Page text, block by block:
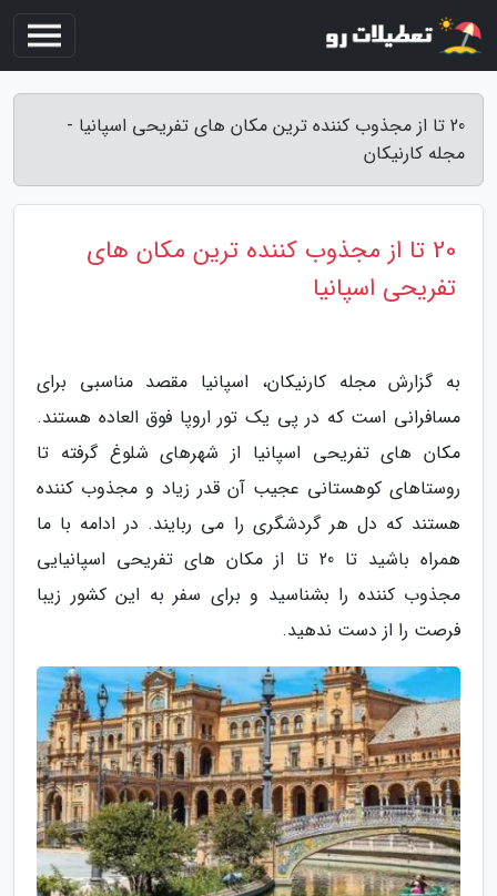
20 تا از مجذوب کننده ترین مکان های تفریحی اسپانیا -
مجله کارنیکان
20 تا از مجذوب کننده ترین مکان های
تفریحی اسپانیا
به گزارش مجله کارنیکان، اسپانیا مقصد مناسبی برای
مسافرانی است که در پی یک تور اروپا فوق العاده هستند.
مکان های تفریحی اسپانیا از شهرهای شلوغ گرفته تا
روستاهای کوهستانی عجیب آن قدر زیاد و مجذوب کننده
هستند که دل هر گردشگری را می ربایند. در ادامه با ما
همراه باشید تا 20 تا از مکان های تفریحی اسپانیایی
مجذوب کننده را بشناسید و برای سفر به این کشور زیبا
فرصت را از دست ندهید.